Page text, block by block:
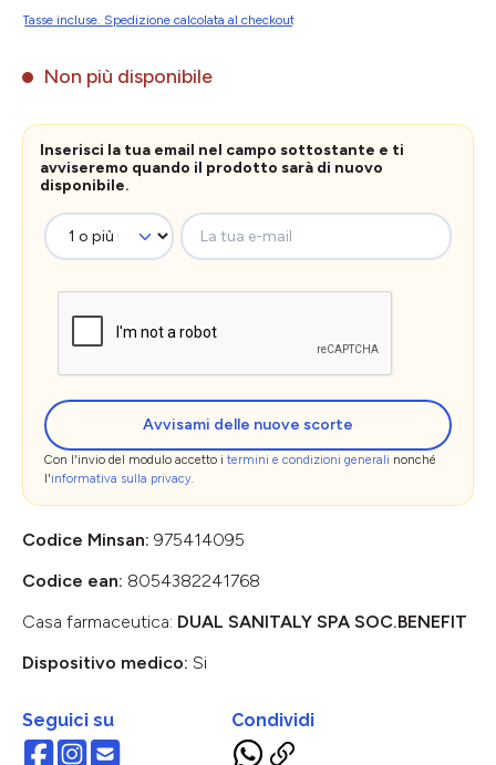
Tasse incluse. Spedizione calcolata al checkout
Non più disponibile
Inserisci la tua email nel campo sottostante e ti
avviseremo quando il prodotto sarà di nuovo
disponibile.
La tua e-mail
Avvisami delle nuove scorte
Con l'invio del modulo accetto i termini e condizioni generali nonché
l'informativa sulla privacy.
Codice Minsan: 975414095
Codice ean: 8054382241768
Casa farmaceutica: DUAL SANITALY SPA SOC.BENEFIT
Dispositivo medico: Si
Seguici su Condividi